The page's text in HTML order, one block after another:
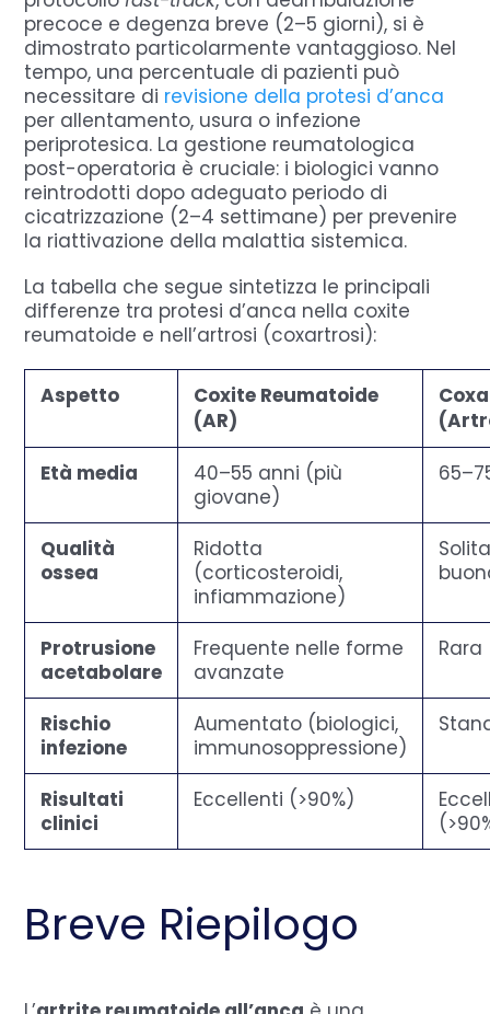
precoce e degenza breve (2–5 giorni), si è
dimostrato particolarmente vantaggioso. Nel
tempo, una percentuale di pazienti può
necessitare di revisione della protesi d’anca
per allentamento, usura o infezione
periprotesica. La gestione reumatologica
post-operatoria è cruciale: i biologici vanno
reintrodotti dopo adeguato periodo di
cicatrizzazione (2–4 settimane) per prevenire
la riattivazione della malattia sistemica.
La tabella che segue sintetizza le principali
differenze tra protesi d’anca nella coxite
reumatoide e nell’artrosi (coxartrosi):
Aspetto
Coxite Reumatoide
(AR)
Età media
40–55 anni (più
giovane)
Qualità
ossea
Ridotta
(corticosteroidi,
infiammazione)
Protrusione
acetabolare
Frequente nelle forme
avanzate
Rara
Rischio
infezione
Aumentato (biologici,
immunosoppressione)
Risultati
clinici
Eccellenti (>90%)
Breve Riepilogo